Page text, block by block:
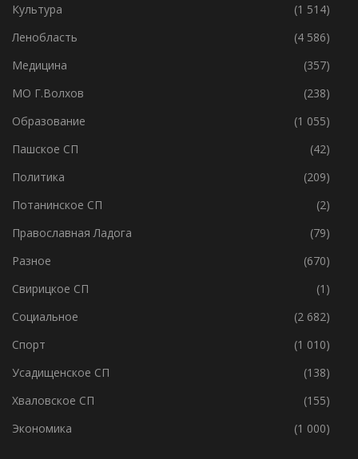
Культура
(1 514)
Ленобласть
(4 586)
Медицина
(357)
МО Г.Волхов
(238)
Образование
(1 055)
Пашское СП
(42)
Политика
(209)
Потанинское СП
(2)
Православная Ладога
(79)
Разное
(670)
Свирицкое СП
(1)
Социальное
(2 682)
Спорт
(1 010)
Усадищенское СП
(138)
Хваловское СП
(155)
Экономика
(1 000)